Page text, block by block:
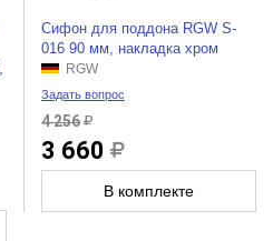
Сифон для поддона RGW S-
016 90 мм, накладка хром
RGW
Задать вопрос
4 256
3 660
В комплекте